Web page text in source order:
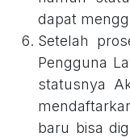
dapat
Setelah
Pengguna
statusnya
baru bisa